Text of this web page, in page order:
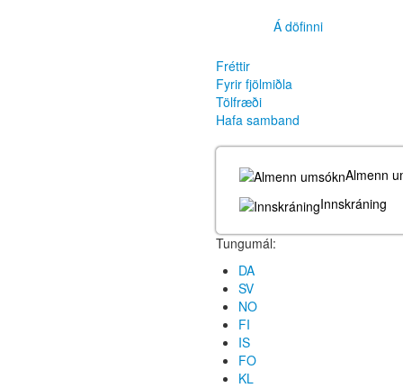
Á döfinni
Fréttir
Fyrir fjölmiðla
Tölfræði
Hafa samband
Almenn
Innskráning
Tungumál:
DA
SV
NO
FI
IS
FO
KL